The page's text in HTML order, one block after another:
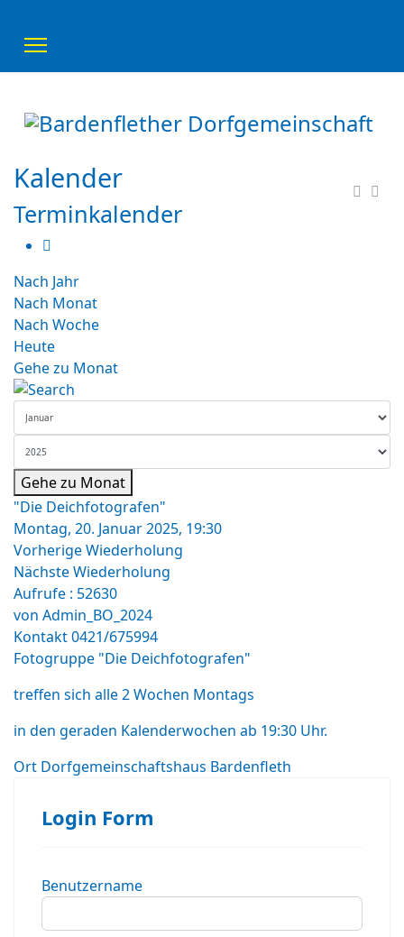
Kalender
Terminkalender
Nach Jahr
Nach Monat
Nach Woche
Heute
Gehe zu Monat
Gehe zu Monat
"Die Deichfotografen"
Montag, 20. Januar 2025, 19:30
Vorherige Wiederholung
Nächste Wiederholung
Aufrufe : 52630
von Admin_BO_2024
Kontakt0421/675994
Fotogruppe "Die Deichfotografen"
treffen sich alle 2 Wochen Montags
in den geraden Kalenderwochen ab 19:30 Uhr.
Ort Dorfgemeinschaftshaus Bardenfleth
Login Form
Benutzername